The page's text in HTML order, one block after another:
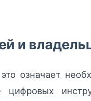
и
означает